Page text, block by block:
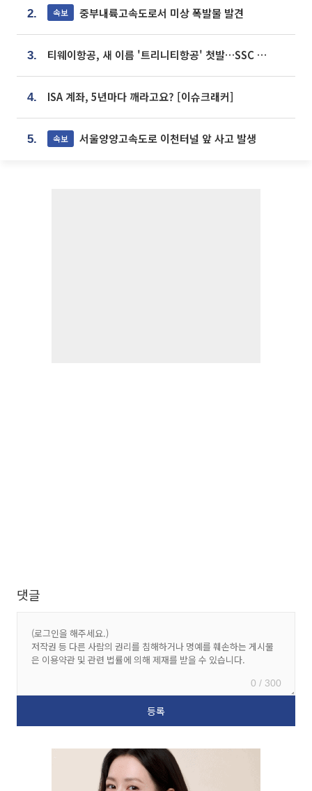
2. 속보 중부내륙고속도로서 미상 폭발물 발견
3. 티웨이항공, 새 이름 '트리니티항공' 첫발…SSC 전략 본격화
4. ISA 계좌, 5년마다 깨라고요? [이슈크래커]
5. 속보 서울양양고속도로 이천터널 앞 사고 발생
댓글
0 / 300